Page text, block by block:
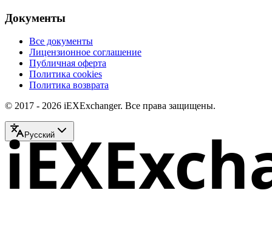
Документы
Все документы
Лицензионное соглашение
Публичная оферта
Политика cookies
Политика возврата
© 2017 - 2026 iEXExchanger. Все права защищены.
Русский